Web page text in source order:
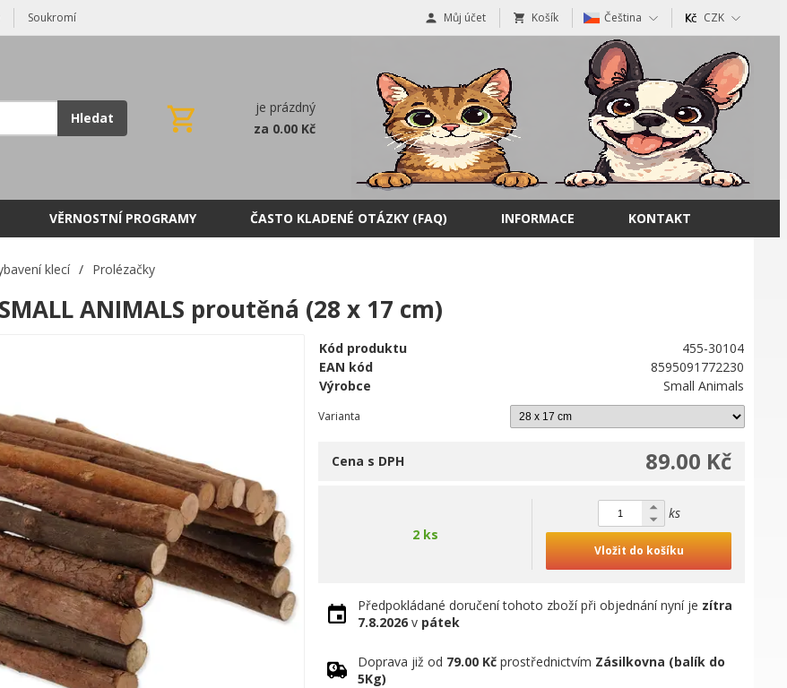
Soukromí Můj účet Košík Čeština CZK
Hledat
je prázdný
za 0.00 Kč
VĚRNOSTNÍ PROGRAMY ČASTO KLADENÉ OTÁZKY (FAQ) INFORMACE KONTAKT
klecí / Prolézačky
ANIMALS proutěná (28 x 17 cm)
Kód produktu
455-30104
EAN kód
8595091772230
Výrobce
Small Animals
Varianta
89.00 Kč
Cena s DPH
2 ks
ks
Vložit do košíku
Předpokládané doručení tohoto zboží při objednání nyní je zítra
7.8.2026 v pátek
Doprava již od 79.00 Kč prostřednictvím Zásilkovna (balík do
5Kg)